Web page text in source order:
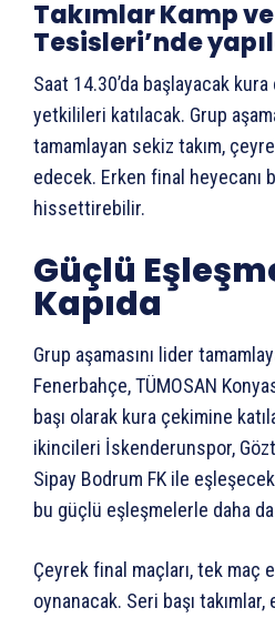
Takımlar Kamp
Tesisleri’nde
Saat 14.30’da başlayacak
yetkilileri katılacak. Grup
tamamlayan sekiz takım,
edecek. Erken final heyecanı
hissettirebilir.
Güçlü
Kapıda
Grup aşamasını lider
Fenerbahçe, TÜMOSAN
başı olarak kura çekimine
ikincileri İskenderunspor,
Sipay Bodrum FK ile
bu güçlü eşleşmelerle daha
Çeyrek final maçları, tek maç
oynanacak. Seri başı takımlar,